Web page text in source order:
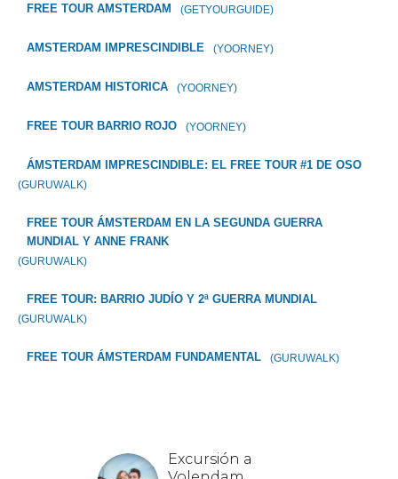
FREE TOUR AMSTERDAM (GETYOURGUIDE)
AMSTERDAM IMPRESCINDIBLE (YOORNEY)
AMSTERDAM HISTORICA (YOORNEY)
FREE TOUR BARRIO ROJO (YOORNEY)
ÁMSTERDAM IMPRESCINDIBLE: EL FREE TOUR #1 DE OSO
(GURUWALK)
FREE TOUR ÁMSTERDAM EN LA SEGUNDA GUERRA
MUNDIAL Y ANNE FRANK
(GURUWALK)
FREE TOUR: BARRIO JUDÍO Y 2ª GUERRA MUNDIAL
(GURUWALK)
FREE TOUR ÁMSTERDAM FUNDAMENTAL (GURUWALK)